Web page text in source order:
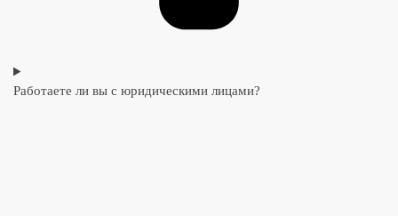
Работаете ли вы с юридическими лицами?